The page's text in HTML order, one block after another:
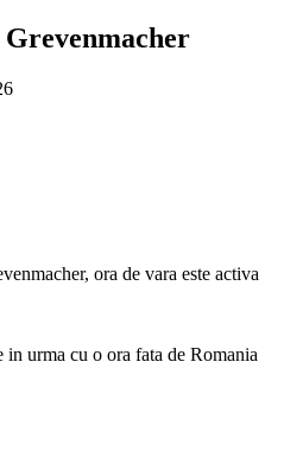
ora de vara este activa
urma cu o ora fata de Romania